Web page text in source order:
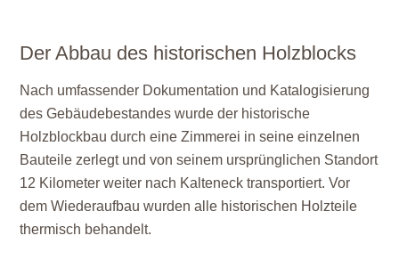
Der Abbau des historischen Holzblocks
Nach umfassender Dokumentation und Katalogisierung
des Gebäudebestandes wurde der historische
Holzblockbau durch eine Zimmerei in seine einzelnen
Bauteile zerlegt und von seinem ursprünglichen Standort
12 Kilometer weiter nach Kalteneck transportiert. Vor
dem Wiederaufbau wurden alle historischen Holzteile
thermisch behandelt.